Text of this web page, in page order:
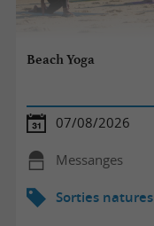
Beach Yoga
07/08/2026
Messanges
Sorties natures